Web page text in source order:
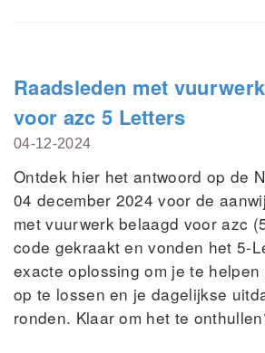
Raadsleden met
voor azc 5 Letters
04-12-2024
Ontdek hier het antwoord op de
04 december 2024 voor de
met vuurwerk belaagd voor azc
code gekraakt en vonden het 5-
exacte oplossing om je te
op te lossen en je dagelijkse
ronden. Klaar om het te